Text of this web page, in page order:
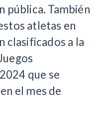
pública. También
atletas en
clasificados a la
que se
el mes de